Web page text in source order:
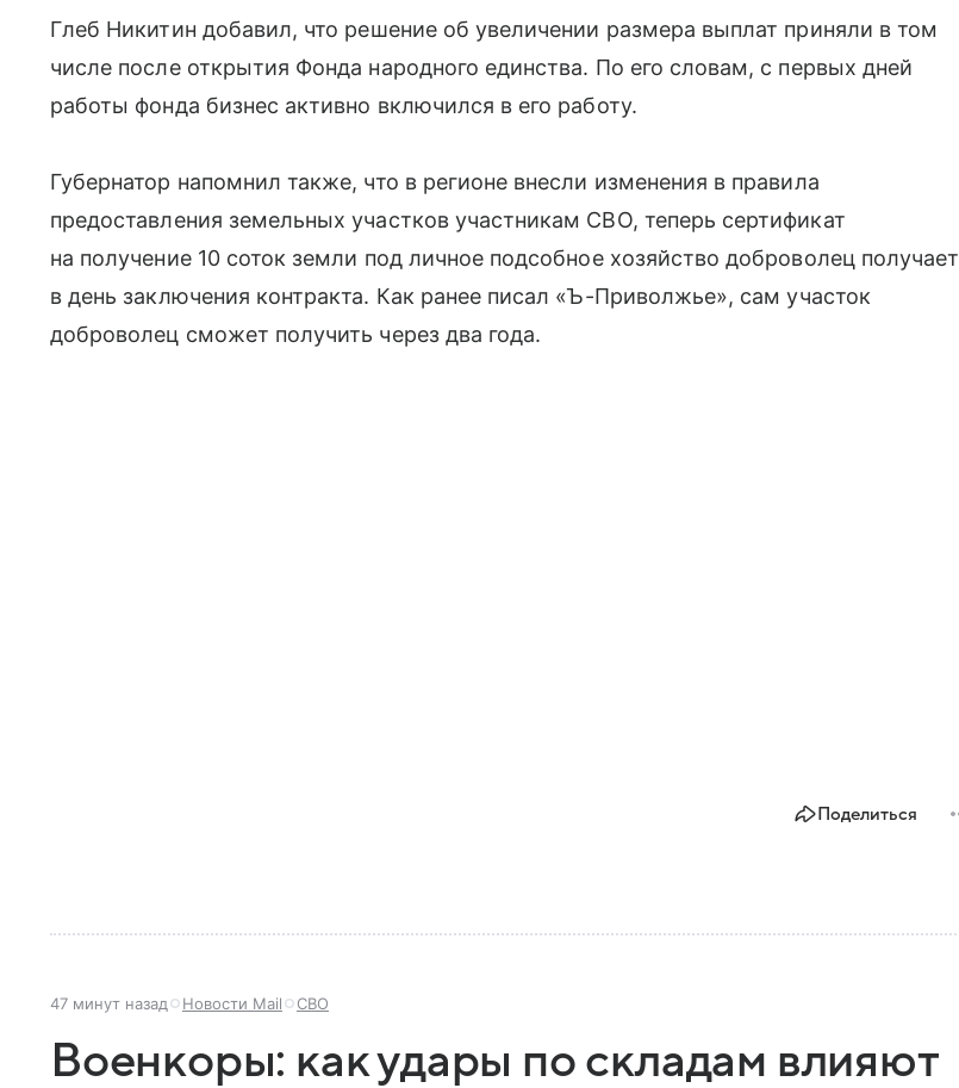
Глеб Никитин добавил, что решение об увеличении размера выплат приняли в том
числе после открытия Фонда народного единства. По его словам, с первых дней
работы фонда бизнес активно включился в его работу.
Губернатор напомнил также, что в регионе внесли изменения в правила
предоставления земельных участков участникам СВО, теперь сертификат
на получение 10 соток земли под личное подсобное хозяйство доброволец получает
в день заключения контракта. Как ранее писал «Ъ-Приволжье», сам участок
доброволец сможет получить через два года.
Поделиться
47 минут назад Новости Mail СВО
Военкоры: как удары по складам влияют